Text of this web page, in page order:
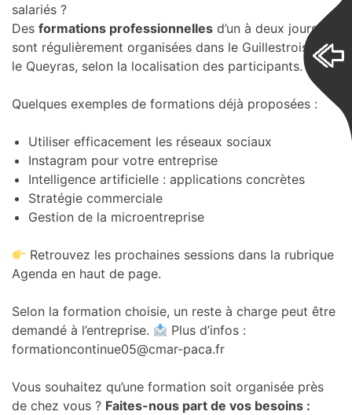
salariés ?
Des formations professionnelles d’un à deux jours
sont régulièrement organisées dans le Guillestrois ou
le Queyras, selon la localisation des participants.
Quelques exemples de formations déjà proposées :
Utiliser efficacement les réseaux sociaux
Instagram pour votre entreprise
Intelligence artificielle : applications concrètes
Stratégie commerciale
Gestion de la microentreprise
Retrouvez les prochaines sessions dans la rubrique
Agenda en haut de page.
Selon la formation choisie, un reste à charge peut être
demandé à l’entreprise.
Plus d’infos :
formationcontinue05@cmar-paca.fr
Vous souhaitez qu’une formation soit organisée près
de chez vous ? Faites-nous part de vos besoins :